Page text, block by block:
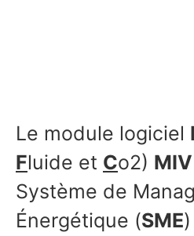
Le module logiciel
Fluide et Co2) MIV
Système de
Énergétique (SME